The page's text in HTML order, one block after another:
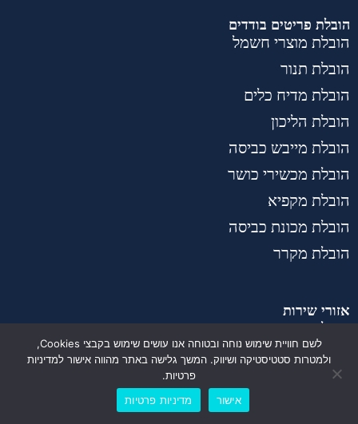
הובלת פריטים בודדים
הובלת מוצרי חשמל
הובלת תנור
הובלת מדיח כלים
הובלת הליכון
הובלת מייבש כביסה
הובלת מכשירי כושר
הובלת מקפיא
הובלת מכונת כביסה
הובלת מקרר
אזורי שירות
הובלות ברחובות
הובלות בחולון
הובלות בראש העין
הובלות בירושלים לייעוץ והצעת מחיר אונליין
לשם חוויית שימוש נוחה ובטוחה אנו עושים שימוש בקבצי Cookies,
ולמטרות סטטיסטיקה ושיווק. המשך גלישה באתר מהווה אישור למדיניות
פרטיות.
אישור
מדיניות פרטיות